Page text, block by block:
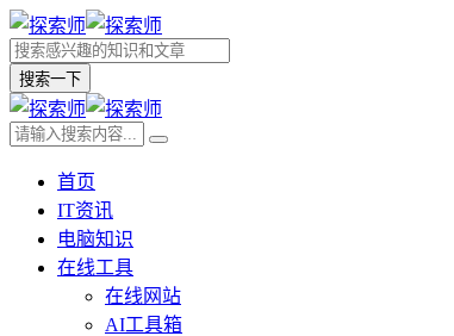
搜索一下
首页
IT资讯
电脑知识
在线工具
在线网站
AI工具箱